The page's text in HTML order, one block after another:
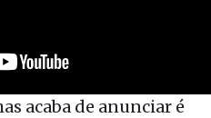
acaba de anunciar é